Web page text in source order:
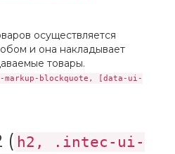
осуществляется
и она накладывает
товары.
blockquote, [data-ui-
( h2, .intec-ui-